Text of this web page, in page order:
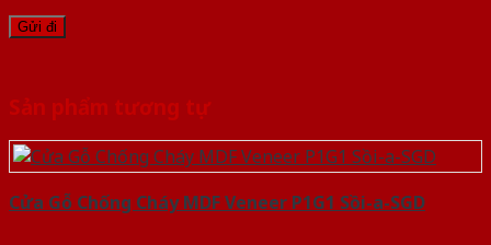
Sản phẩm tương tự
Cửa Gỗ Chống Cháy MDF Veneer P1G1 Sồi-a-SGD